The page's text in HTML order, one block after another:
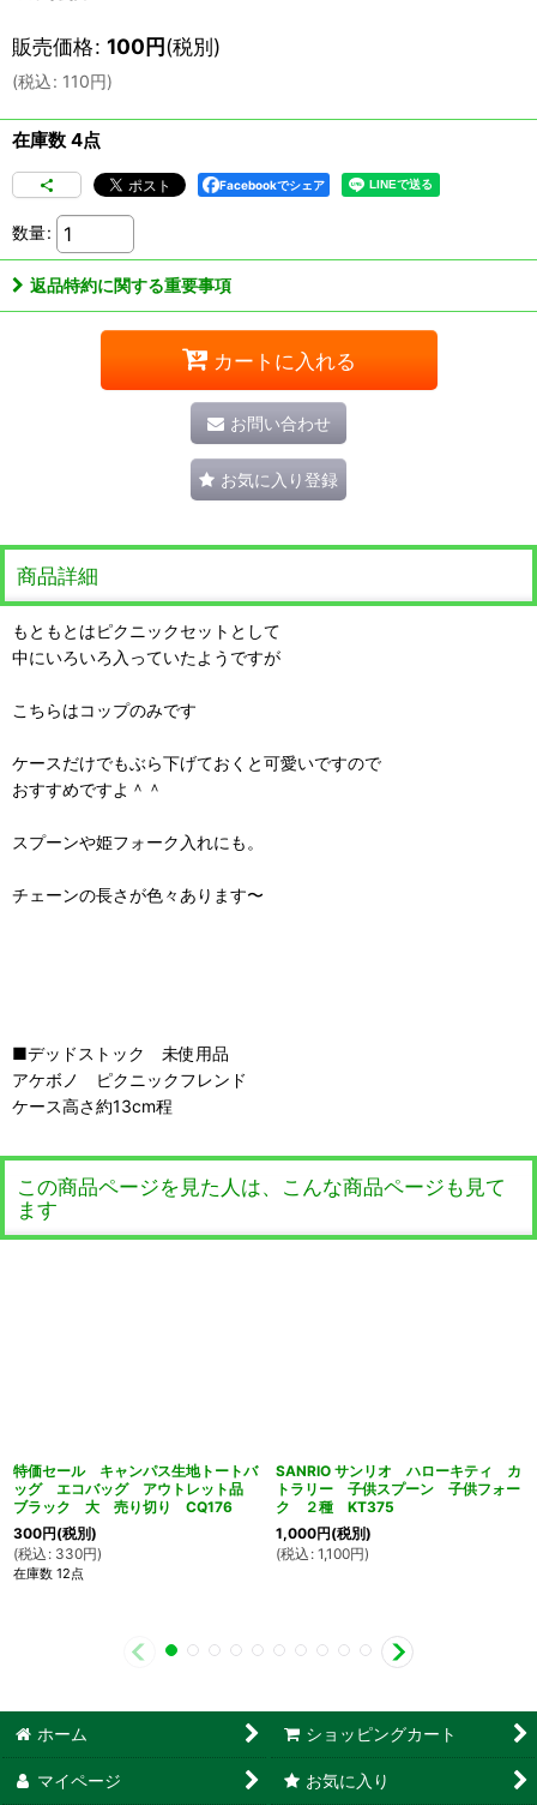
販売価格: 100円(税別)
(税込: 110円)
在庫数 4点
Facebookでシェア
数量:
返品特約に関する重要事項
カートに入れる
お問い合わせ
お気に入り登録
商品詳細
もともとはピクニックセットとして
中にいろいろ入っていたようですが
こちらはコップのみです
ケースだけでもぶら下げておくと可愛いですので
おすすめですよ＾＾
スプーンや姫フォーク入れにも。
チェーンの長さが色々あります〜
■デッドストック 未使用品
アケボノ ピクニックフレンド
ケース高さ約13cm程
この商品ページを見た人は、こんな商品ページも見て
ます
特価セール キャンパス生地トートバ
ッグ エコバッグ アウトレット品
ブラック 大 売り切り CQ176
300円(税別)
(税込 : 330円)
在庫数 12点
SANRIO サンリオ ハローキティ カ
トラリー 子供スプーン 子供フォー
ク ２種 KT375
1,000円(税別)
(税込 : 1,100円)
ホーム ショッピングカート
マイページ お気に入り